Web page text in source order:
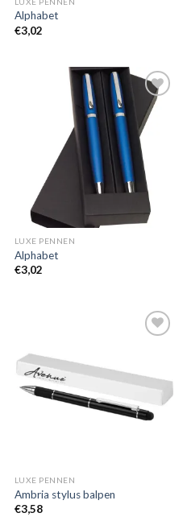
Alphabet
€3,02
Toevoegen
aan
wenslijst
LUXE PENNEN
Alphabet
€3,02
LUXE PENNEN
Ambria stylus balpen
€3,58